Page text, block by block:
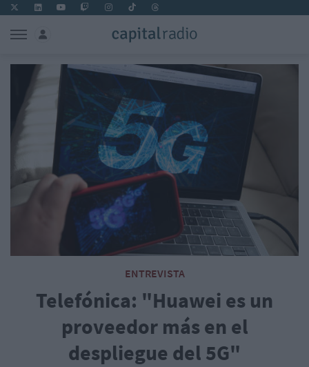
ENTREVISTA
Telefónica: "Huawei es un
proveedor más en el
despliegue del 5G"